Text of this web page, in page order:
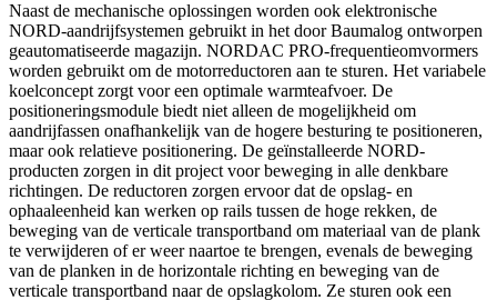
Naast de mechanische oplossingen worden ook elektronische
NORD-aandrijfsystemen gebruikt in het door Baumalog ontworpen
geautomatiseerde magazijn. NORDAC PRO-frequentieomvormers
worden gebruikt om de motorreductoren aan te sturen. Het variabele
koelconcept zorgt voor een optimale warmteafvoer. De
positioneringsmodule biedt niet alleen de mogelijkheid om
aandrijfassen onafhankelijk van de hogere besturing te positioneren,
maar ook relatieve positionering. De geïnstalleerde NORD-
producten zorgen in dit project voor beweging in alle denkbare
richtingen. De reductoren zorgen ervoor dat de opslag- en
ophaaleenheid kan werken op rails tussen de hoge rekken, de
beweging van de verticale transportband om materiaal van de plank
te verwijderen of er weer naartoe te brengen, evenals de beweging
van de planken in de horizontale richting en beweging van de
verticale transportband naar de opslagkolom. Ze sturen ook een